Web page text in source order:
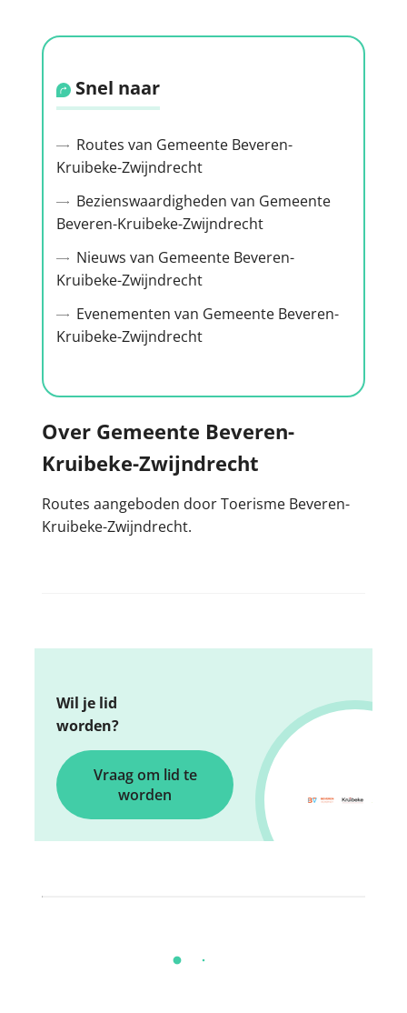
Snel naar
Routes van Gemeente Beveren-
Kruibeke-Zwijndrecht
Bezienswaardigheden van Gemeente
Beveren-Kruibeke-Zwijndrecht
Nieuws van Gemeente Beveren-
Kruibeke-Zwijndrecht
Evenementen van Gemeente Beveren-
Kruibeke-Zwijndrecht
Over Gemeente Beveren-
Kruibeke-Zwijndrecht
Routes aangeboden door Toerisme Beveren-
Kruibeke-Zwijndrecht.
Wil je lid
worden?
Vraag om lid te
worden